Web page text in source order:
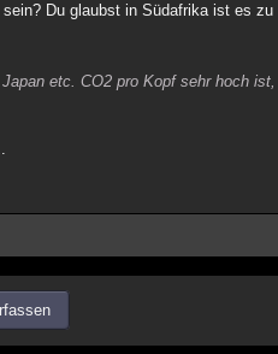
Du glaubst in Südafrika ist es zu
etc. CO2 pro Kopf sehr hoch